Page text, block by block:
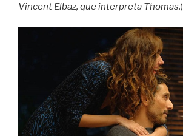
Vincent Elbaz, que interpreta Thomas.)